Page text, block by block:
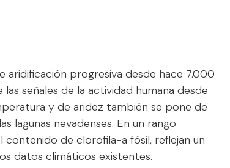
progresiva desde hace 7.000
señales de la actividad humana desde
y de aridez también se pone de
lagunas nevadenses. En un rango
de clorofila-a fósil, reflejan un
datos climáticos existentes.